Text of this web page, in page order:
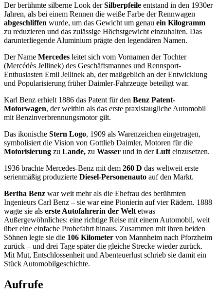
Der berühmte silberne Look derSilberpfeile entstand in den 1930er
Jahren, als bei einem Rennen die weiße Farbe der Rennwagen
abgeschliffen wurde, um das Gewicht um genau ein Kilogramm
zu reduzieren und das zulässige Höchstgewicht einzuhalten. Das
darunterliegende Aluminium prägte den legendären Namen.
Der Name Mercedes leitet sich vom Vornamen der Tochter
(Mercédès Jellinek) des Geschäftsmannes und Rennsport-
Enthusiasten Emil Jellinek ab, der maßgeblich an der Entwicklung
und Popularisierung früher Daimler-Fahrzeuge beteiligt war.
Karl Benz erhielt 1886 das Patent für den Benz Patent-
Motorwagen, der weithin als das erste praxistaugliche Automobil
mit Benzinverbrennungsmotor gilt.
Das ikonische Stern Logo, 1909 als Warenzeichen eingetragen,
symbolisiert die Vision von Gottlieb Daimler, Motoren für die
Motorisierung zu Lande, zu Wasser und in derLuft einzusetzen.
1936 brachte Mercedes-Benz mit dem 260 D das weltweit erste
serienmäßig produzierte Diesel-Personenauto auf den Markt.
Bertha Benz war weit mehr als die Ehefrau des berühmten
Ingenieurs Carl Benz – sie war eine Pionierin auf vier Rädern. 1888
wagte sie als erste Autofahrerin der Welt etwas
Außergewöhnliches: eine richtige Reise mit einem Automobil, weit
über eine einfache Probefahrt hinaus. Zusammen mit ihren beiden
Söhnen legte sie die 106 Kilometer von Mannheim nach Pforzheim
zurück – und drei Tage später die gleiche Strecke wieder zurück.
Mit Mut, Entschlossenheit und Abenteuerlust schrieb sie damit ein
Stück Automobilgeschichte.
Aufrufe